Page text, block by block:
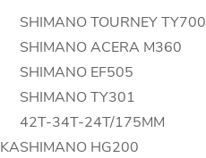
SHIMANO TOURNEY TY700
SHIMANO ACERA M360
SHIMANO EF505
SHIMANO TY301
42T-34T-24T/175MM
SHIMANO HG200